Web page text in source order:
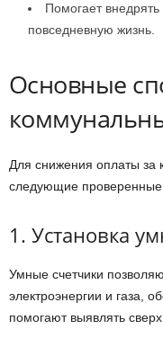
Помогает
повседневную жизнь.
Основные
Для снижения оплаты за
следующие проверенные
1. Установка
Умные счетчики
электроэнергии и газа,
помогают выявлять